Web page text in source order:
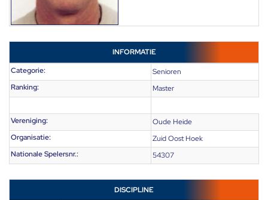
INFORMATIE
Categorie:
Senioren
Ranking:
Master
Vereniging:
Oude Heide
Organisatie:
Zuid Oost Hoek
Nationale Spelersnr.:
54307
DISCIPLINE